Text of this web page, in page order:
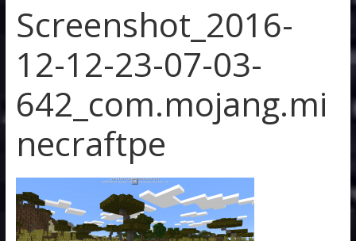
Screenshot_2016-
12-12-23-07-03-
642_com.mojang.mi
necraftpe